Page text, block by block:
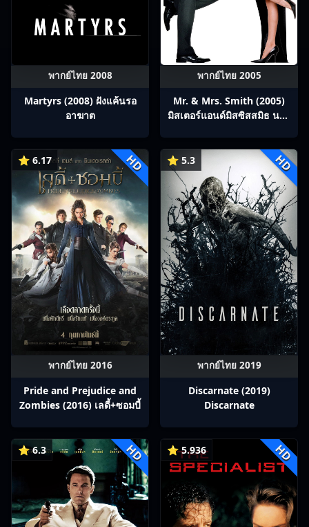
พากย์ไทย 2008
Martyrs (2008) ฝังแค้นรอ
อาฆาต
พากย์ไทย 2005
Mr. & Mrs. Smith (2005)
มิสเตอร์แอนด์มิสซิสสมิธ นาย
⭐ 6.17 HD
พากย์ไทย 2016
Pride and Prejudice and
Zombies (2016) เลดี้+ซอมบี้
⭐ 5.3 HD
พากย์ไทย 2019
Discarnate (2019)
Discarnate
⭐ 6.3 HD ⭐ 5.936 HD